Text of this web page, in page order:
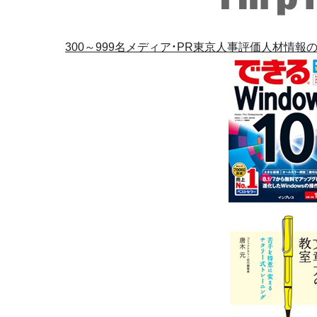
300～999名メディア・PR東京人事評価人材情報